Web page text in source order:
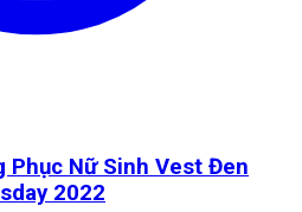
Phục Nữ Sinh Vest Đen
2022